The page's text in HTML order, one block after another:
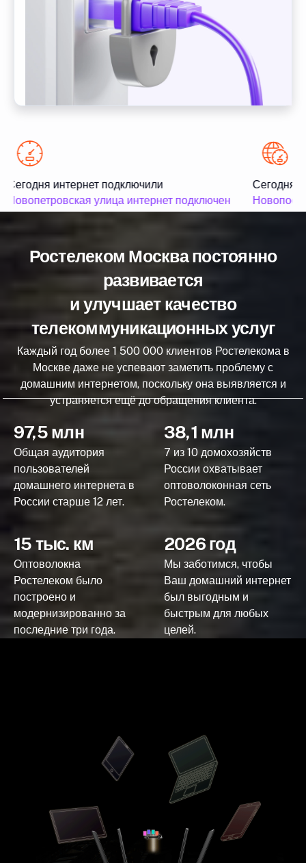
Сегодня интернет подключили
Новопетровская улица интернет подключен
Сегодня
Ростелеком Москва постоянно
развивается
и улучшает качество
телекоммуникационных услуг
Каждый год более 1 500 000 клиентов Ростелекома в
Москве даже не успевают заметить проблему с
домашним интернетом, поскольку она выявляется и
устраняется ещё до обращения клиента.
97,5 млн
Общая аудитория
пользователей
домашнего интернета в
России старше 12 лет.
38,1 млн
7 из 10 домохозяйств
России охватывает
оптоволоконная сеть
Ростелеком.
15 тыс. км
Оптоволокна
Ростелеком было
построено и
модернизированно за
последние три года.
2026 год
Мы заботимся, чтобы
Ваш домашний интернет
был выгодным и
быстрым для любых
целей.